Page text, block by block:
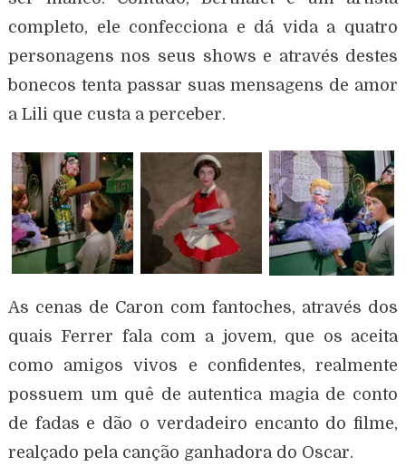
completo, ele confecciona e dá vida a quatro
personagens nos seus shows e através destes
bonecos tenta passar suas mensagens de amor
a Lili que custa a perceber.
As cenas de Caron com fantoches, através dos
quais Ferrer fala com a jovem, que os aceita
como amigos vivos e confidentes, realmente
possuem um quê de autentica magia de conto
de fadas e dão o verdadeiro encanto do filme,
realçado pela canção ganhadora do Oscar.